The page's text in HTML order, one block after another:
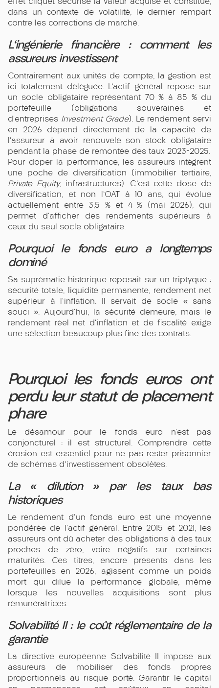
dans un contexte de volatilité, le dernier rempart
contre les corrections de marché.
L'ingénierie financière : comment les
assureurs investissent
Contrairement aux unités de compte, la gestion est
ici totalement déléguée. L'actif général repose sur
un socle obligataire représentant 70 % à 85 % du
portefeuille (obligations souveraines et
d'entreprises Investment Grade). Le rendement servi
en 2026 dépend directement de la capacité de
l'assureur à avoir renouvelé son stock obligataire
pendant la phase de remontée des taux 2023-2025.
Pour doper la performance, les assureurs intègrent
une poche de diversification (immobilier tertiaire,
Private Equity, infrastructures). C'est cette dose de
diversification, et non l'OAT à 10 ans, qui évolue
actuellement entre 3,5 % et 4 % (mai 2026), qui
permet d'afficher des rendements supérieurs à
ceux du seul socle obligataire.
Pourquoi le fonds euro a longtemps
dominé
Sa suprématie historique reposait sur un triptyque :
sécurité totale, liquidité permanente, rendement net
supérieur à l'inflation. Il servait de socle « sans
souci ». Aujourd'hui, la sécurité demeure, mais le
rendement réel net d'inflation et de fiscalité exige
une sélection beaucoup plus fine des contrats.
Pourquoi les fonds euros ont
perdu leur statut de placement
phare
Le désamour pour le fonds euro n'est pas
conjoncturel : il est structurel. Comprendre cette
érosion est essentiel pour ne pas rester prisonnier
de schémas d'investissement obsolètes.
La « dilution » par les taux bas
historiques
Le rendement d'un fonds euro est une moyenne
pondérée de l'actif général. Entre 2015 et 2021, les
assureurs ont dû acheter des obligations à des taux
proches de zéro, voire négatifs sur certaines
maturités. Ces titres, encore présents dans les
portefeuilles en 2026, agissent comme un poids
mort qui dilue la performance globale, même
lorsque les nouvelles acquisitions sont plus
rémunératrices.
Solvabilité II : le coût réglementaire de la
garantie
La directive européenne Solvabilité II impose aux
assureurs de mobiliser des fonds propres
proportionnels au risque porté. Garantir le capital